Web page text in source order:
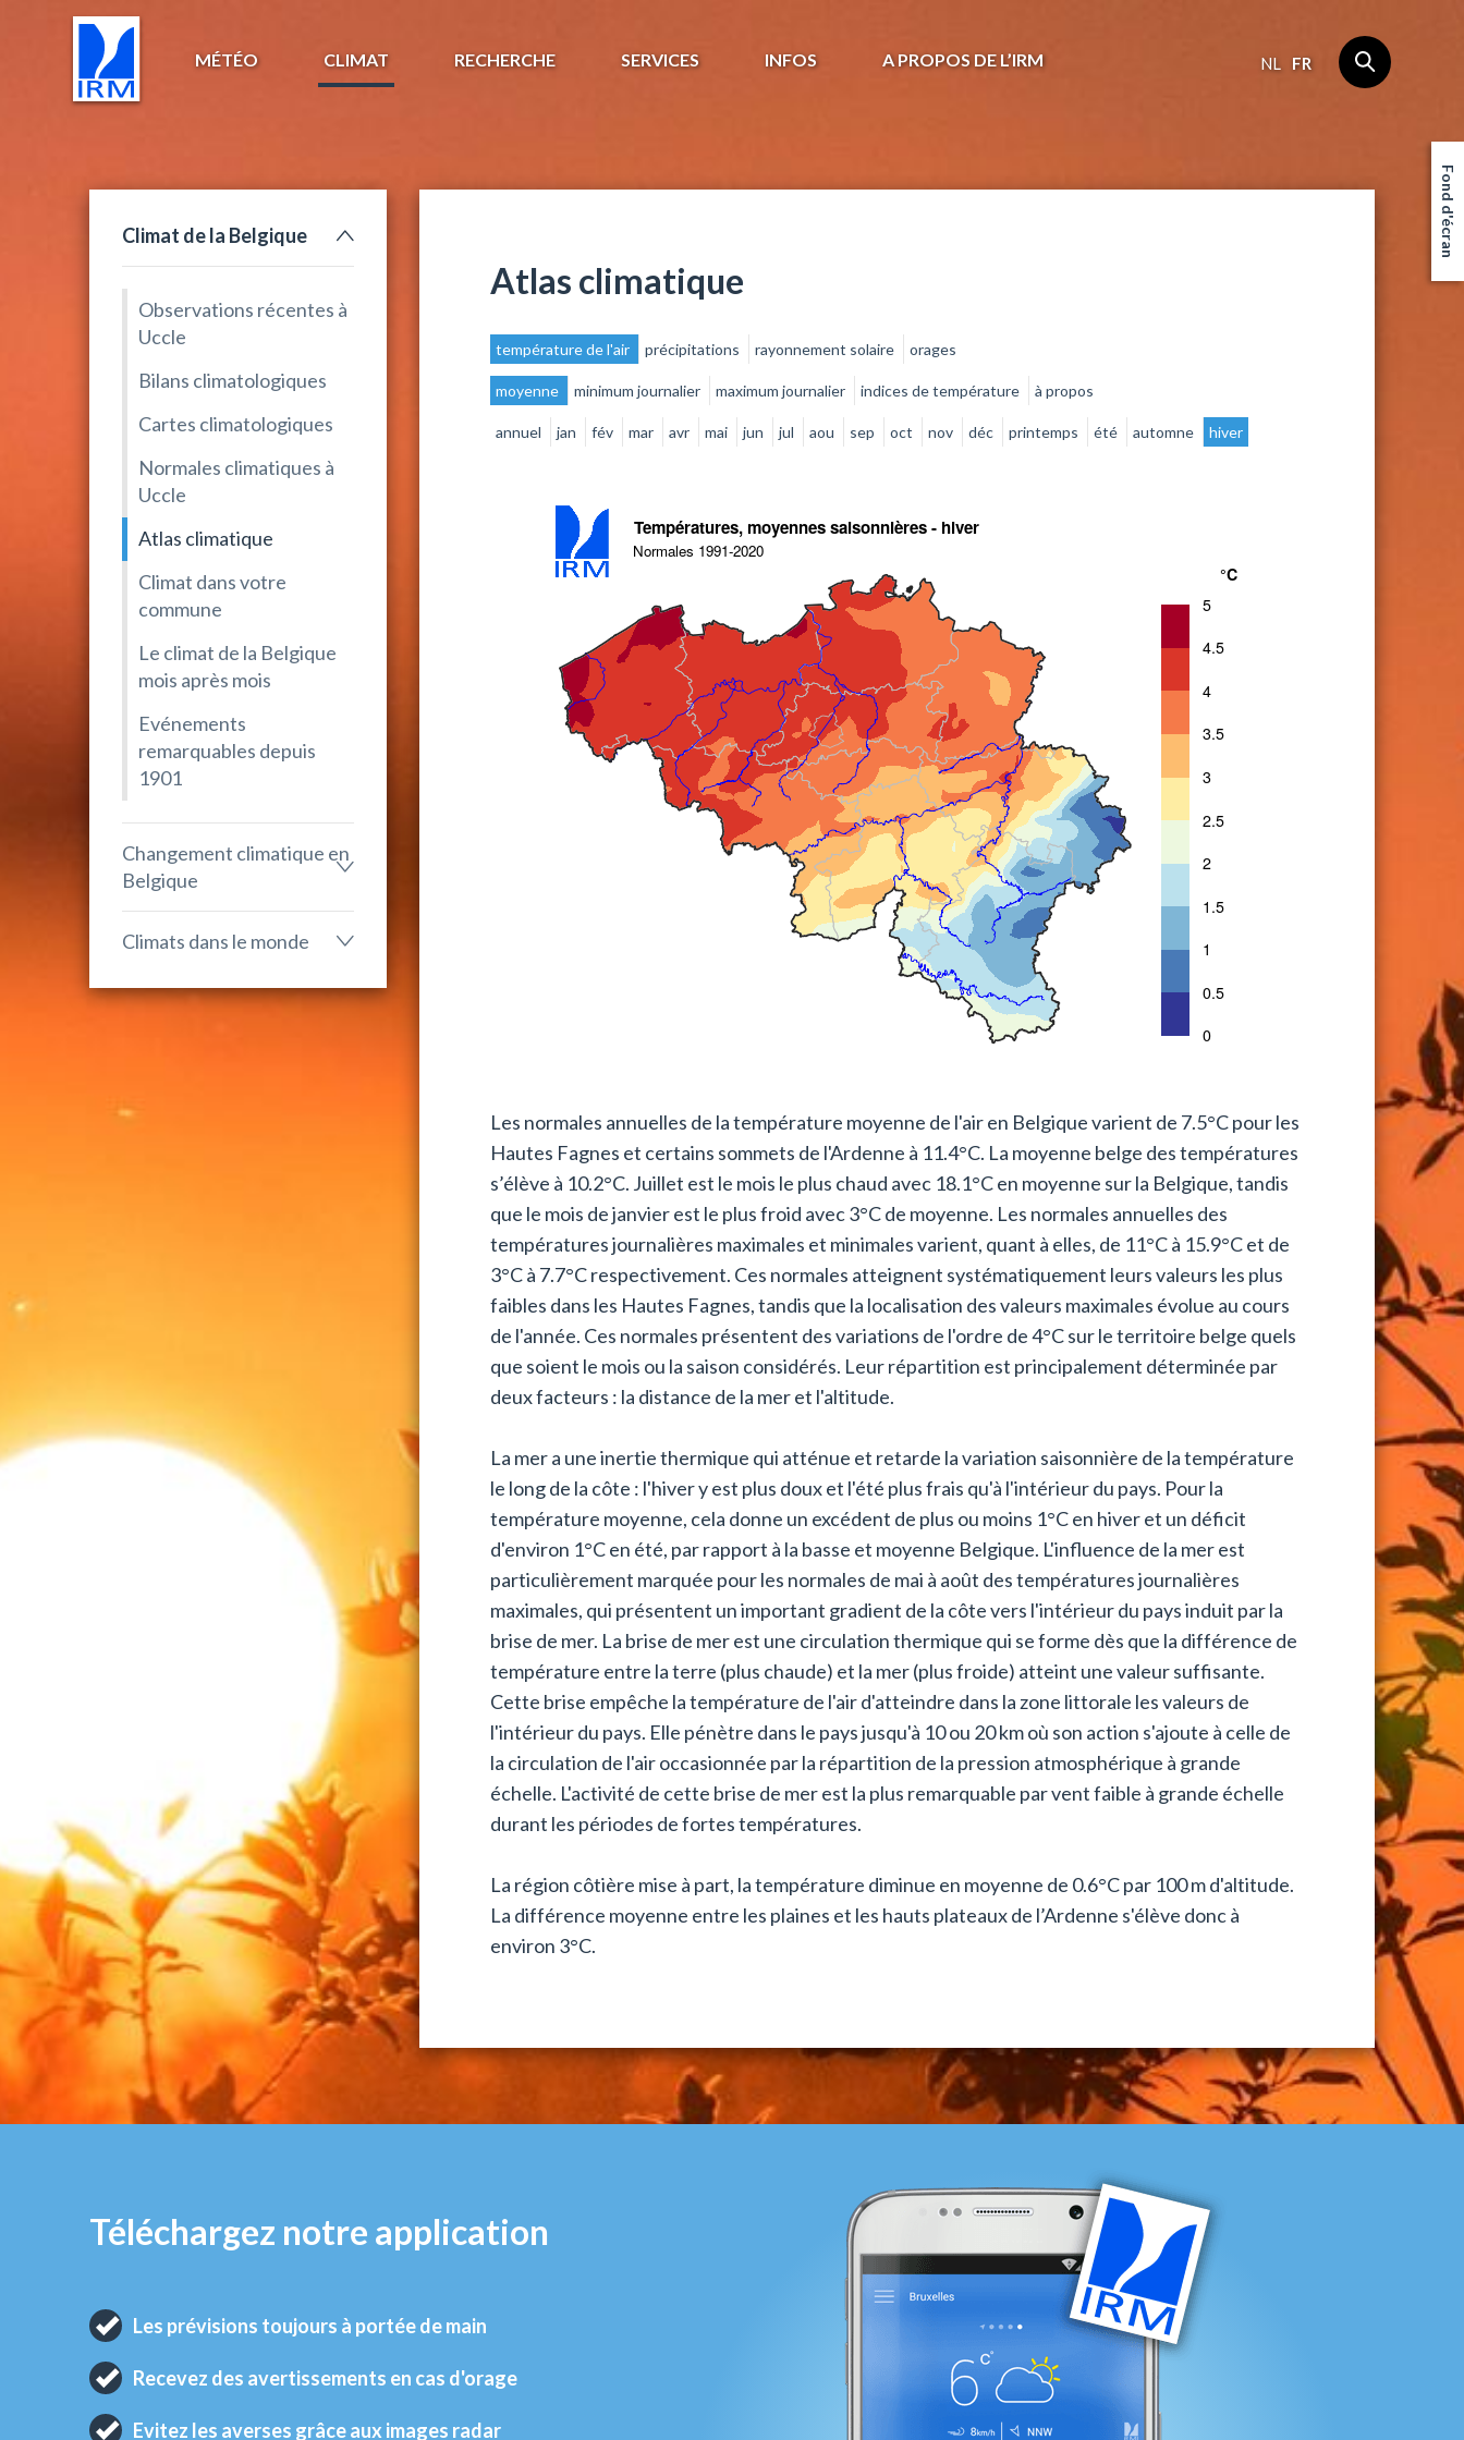
MÉTÉO CLIMAT RECHERCHE SERVICES INFOS A PROPOS DE L’IRM NL FR
Climat de la Belgique
Observations récentes à
Uccle
Bilans climatologiques
Cartes climatologiques
Normales climatiques à
Uccle
Atlas climatique
Climat dans votre
commune
Le climat de la Belgique
mois après mois
Evénements
remarquables depuis
1901
Changement climatique en
Belgique
Climats dans le monde
Atlas climatique
température de l'air précipitations rayonnement solaire orages
moyenne minimum journalier maximum journalier indices de température à propos
annuel jan fév mar avr mai jun jul aou sep oct nov déc printemps été automne hiver
Les normales annuelles de la température moyenne de l'air en Belgique varient de 7.5°C pour les
Hautes Fagnes et certains sommets de l'Ardenne à 11.4°C. La moyenne belge des températures
s’élève à 10.2°C. Juillet est le mois le plus chaud avec 18.1°C en moyenne sur la Belgique, tandis
que le mois de janvier est le plus froid avec 3°C de moyenne. Les normales annuelles des
températures journalières maximales et minimales varient, quant à elles, de 11°C à 15.9°C et de
3°C à 7.7°C respectivement. Ces normales atteignent systématiquement leurs valeurs les plus
faibles dans les Hautes Fagnes, tandis que la localisation des valeurs maximales évolue au cours
de l'année. Ces normales présentent des variations de l'ordre de 4°C sur le territoire belge quels
que soient le mois ou la saison considérés. Leur répartition est principalement déterminée par
deux facteurs : la distance de la mer et l'altitude.
La mer a une inertie thermique qui atténue et retarde la variation saisonnière de la température
le long de la côte : l'hiver y est plus doux et l'été plus frais qu'à l'intérieur du pays. Pour la
température moyenne, cela donne un excédent de plus ou moins 1°C en hiver et un déficit
d'environ 1°C en été, par rapport à la basse et moyenne Belgique. L'influence de la mer est
particulièrement marquée pour les normales de mai à août des températures journalières
maximales, qui présentent un important gradient de la côte vers l'intérieur du pays induit par la
brise de mer. La brise de mer est une circulation thermique qui se forme dès que la différence de
température entre la terre (plus chaude) et la mer (plus froide) atteint une valeur suffisante.
Cette brise empêche la température de l'air d'atteindre dans la zone littorale les valeurs de
l'intérieur du pays. Elle pénètre dans le pays jusqu'à 10 ou 20 km où son action s'ajoute à celle de
la circulation de l'air occasionnée par la répartition de la pression atmosphérique à grande
échelle. L'activité de cette brise de mer est la plus remarquable par vent faible à grande échelle
durant les périodes de fortes températures.
La région côtière mise à part, la température diminue en moyenne de 0.6°C par 100 m d'altitude.
La différence moyenne entre les plaines et les hauts plateaux de l’Ardenne s'élève donc à
environ 3°C.
Téléchargez notre application
Les prévisions toujours à portée de main
Recevez des avertissements en cas d'orage
Evitez les averses grâce aux images radar
Fond d'écran